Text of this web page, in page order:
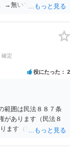
→無いです。 ・分割
が妥当とは言えない
やかに、分割を拒否
れててもいらない
ありません。
確定
役にたった 2
範囲は民法８８７条
があります（民法８
ます（民法８９０
おじ又はおば」にも